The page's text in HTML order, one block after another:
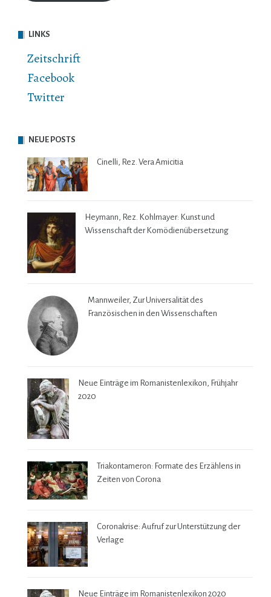
LINKS
Zeitschrift
Facebook
Twitter
NEUE POSTS
Cinelli, Rez. Vera Amicitia
Heymann, Rez. Kohlmayer: Kunst und
Wissenschaft der Komödienübersetzung
Mannweiler, Zur Universalität des
Französischen in den Wissenschaften
Neue Einträge im Romanistenlexikon, Frühjahr
2020
Triakontameron: Formate des Erzählens in
Zeiten von Corona
Coronakrise: Aufruf zur Unterstützung der
Verlage
Neue Einträge im Romanistenlexikon 2020